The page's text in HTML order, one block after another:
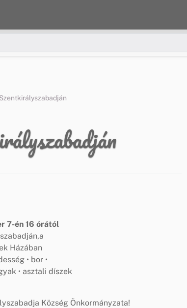
7-én 16 órától
Házában
• bor •
• asztali díszek
Község Önkormányzata!